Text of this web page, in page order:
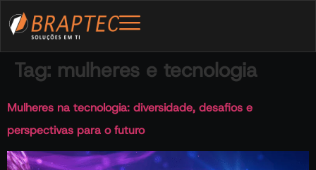
Tag: mulheres e tecnologia
Mulheres na tecnologia: diversidade, desafios e
perspectivas para o futuro